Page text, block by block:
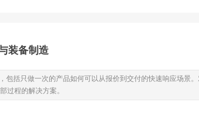
装备制造
包括只做一次的产品如何可以从报价到交付的快速响应场景
过程的解决方案。